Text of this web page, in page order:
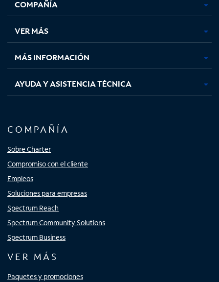
abre
en
pestaña
nueva
abre
en
pestaña
nueva
abre
en
pestaña
nueva
en
nueva
COMPAÑÍA
VER MÁS
MÁS INFORMACIÓN
AYUDA Y ASISTENCIA TÉCNICA
COMPAÑÍA
Sobre Charter
Compromiso con el cliente
Empleos
Soluciones para empresas
Spectrum Reach
Spectrum Community Solutions
Spectrum Business
VER MÁS
Paquetes y promociones